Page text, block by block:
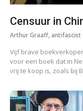
Censuur in
Arthur Graaff, antifascist
Vijf brave
voor een boek dat in
vrij te koop is, zoals bij